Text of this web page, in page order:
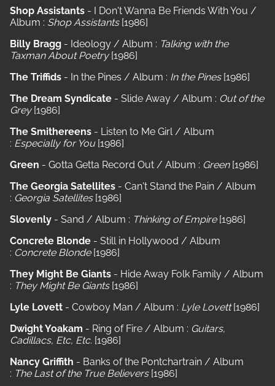
Shop Assistants - I Don't Wanna Be Friends With You /
Album : Shop Assistants [1986]
Billy Bragg - Ideology / Album : Talking with the
Taxman About Poetry [1986]
The Triffids - In the Pines / Album : In the Pines [1986]
The Dream Syndicate - Slide Away / Album : Out of the
Grey [1986]
The Smithereens - Listen to Me Girl / Album
: Especially for You [1986]
Green - Gotta Getta Record Out / Album : Green [1986]
The Georgia Satellites - Can't Stand the Pain / Album
: Georgia Satellites [1986]
Slovenly - Sand / Album : Thinking of Empire [1986]
Concrete Blonde - Still in Hollywood / Album
: Concrete Blonde [1986]
They Might Be Giants - Hide Away Folk Family / Album
: They Might Be Giants[1986]
Lyle Lovett - Cowboy Man / Album : Lyle Lovett[1986]
Dwight Yoakam - Ring of Fire / Album : Guitars,
Cadillacs, Etc, Etc. [1986]
Nancy Griffith - Banks of the Pontchartrain / Album
: The Last of the True Believers [1986]